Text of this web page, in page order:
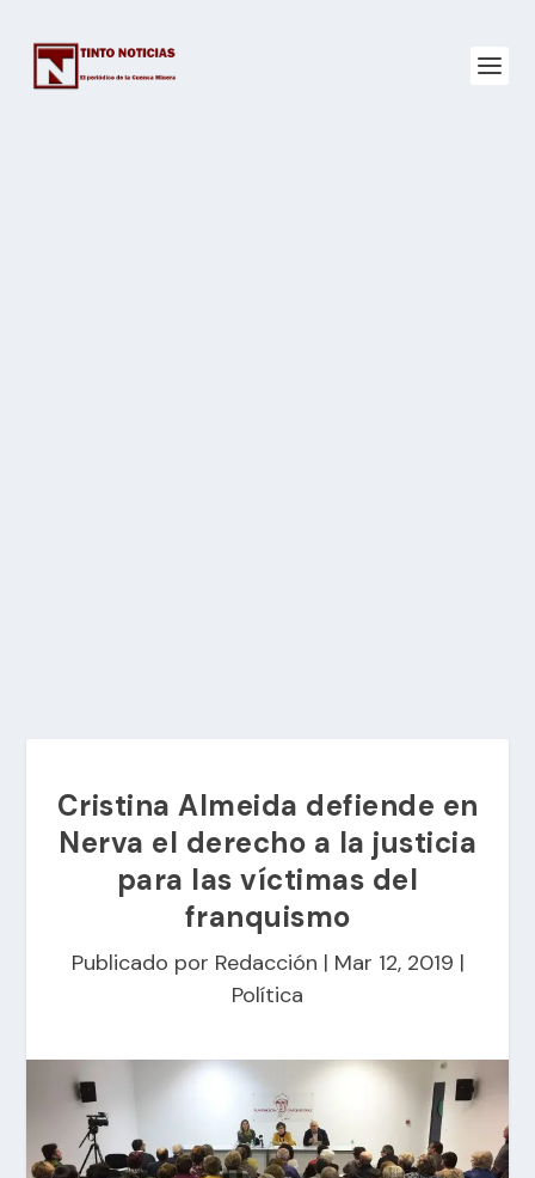
Cristina Almeida defiende en
Nerva el derecho a la justicia
para las víctimas del
franquismo
Publicado por Redacción | Mar 12, 2019 |
Política